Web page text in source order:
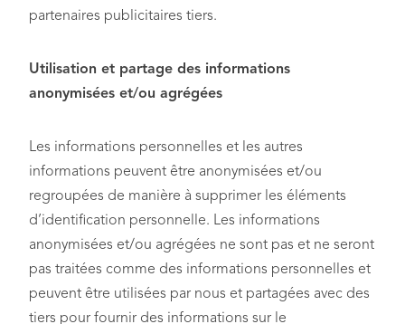
partenaires publicitaires tiers.
Utilisation et partage des informations
anonymisées et/ou agrégées
Les informations personnelles et les autres
informations peuvent être anonymisées et/ou
regroupées de manière à supprimer les éléments
d’identification personnelle. Les informations
anonymisées et/ou agrégées ne sont pas et ne seront
pas traitées comme des informations personnelles et
peuvent être utilisées par nous et partagées avec des
tiers pour fournir des informations sur le